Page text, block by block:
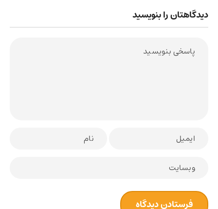
دیدگاهتان را بنویسید